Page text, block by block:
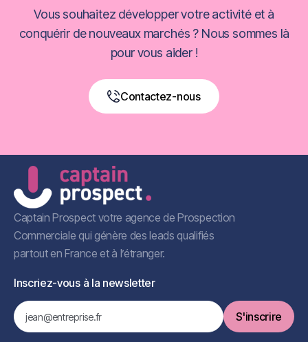
Vous souhaitez développer votre activité et à
conquérir de nouveaux marchés ? Nous sommes là
pour vous aider !
Contactez-nous
Book a Free Call
Captain Prospect votre agence de Prospection
Commerciale qui génère des leads qualifiés
partout en France et à l’étranger.
Inscriez-vous à la newsletter